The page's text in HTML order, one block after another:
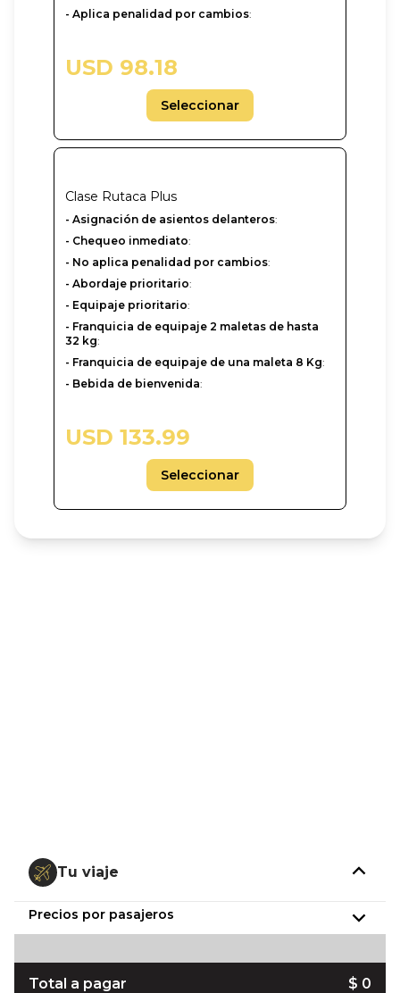
- Aplica penalidad por cambios:
USD 98.18
Seleccionar
Clase Rutaca Plus
- Asignación de asientos delanteros:
- Chequeo inmediato:
- No aplica penalidad por cambios:
- Abordaje prioritario:
- Equipaje prioritario:
- Franquicia de equipaje 2 maletas de hasta
32 kg:
- Franquicia de equipaje de una maleta 8 Kg:
- Bebida de bienvenida:
USD 133.99
Seleccionar
Tu viaje
Precios por pasajeros
Total a pagar $ 0